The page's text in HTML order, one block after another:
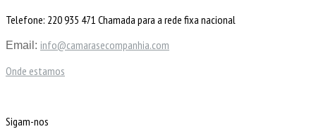
Telefone: 220 935 471 Chamada para a rede fixa nacional
Email: info@camarasecompanhia.com
Onde estamos
Sigam-nos